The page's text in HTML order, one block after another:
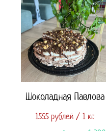
Шоколадная Павлова
1555 рублей / 1 кг.